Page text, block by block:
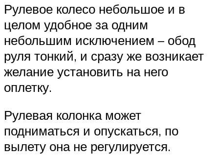
Рулевое колесо небольшое и в
целом удобное за одним
небольшим исключением – обод
руля тонкий, и сразу же возникает
желание установить на него
оплетку.
Рулевая колонка может
подниматься и опускаться, по
вылету она не регулируется.